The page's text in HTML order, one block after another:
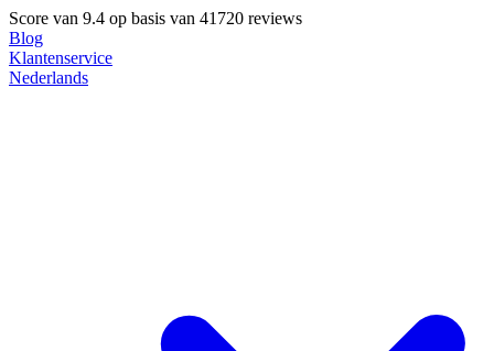
Score van 9.4 op basis van 41720 reviews
Blog
Klantenservice
Nederlands